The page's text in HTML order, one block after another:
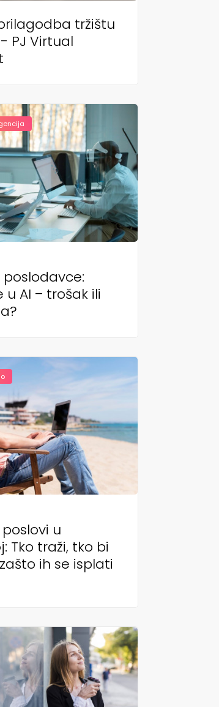
tržištu
PJ Virtual
u AI – trošak ili
poslovi u
Tko traži, tko bi
ih se isplati